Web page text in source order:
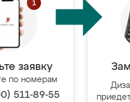
заявку
по номерам
511-89-55